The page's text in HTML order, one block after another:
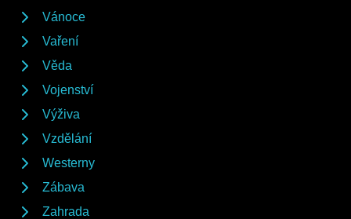
Vánoce
Vaření
Věda
Vojenství
Výživa
Vzdělání
Westerny
Zábava
Zahrada